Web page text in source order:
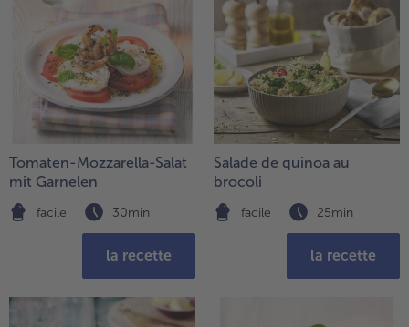
Tomaten-Mozzarella-Salat
mit Garnelen
facile 30min
la recette
Salade de quinoa au
brocoli
facile 25min
la recette